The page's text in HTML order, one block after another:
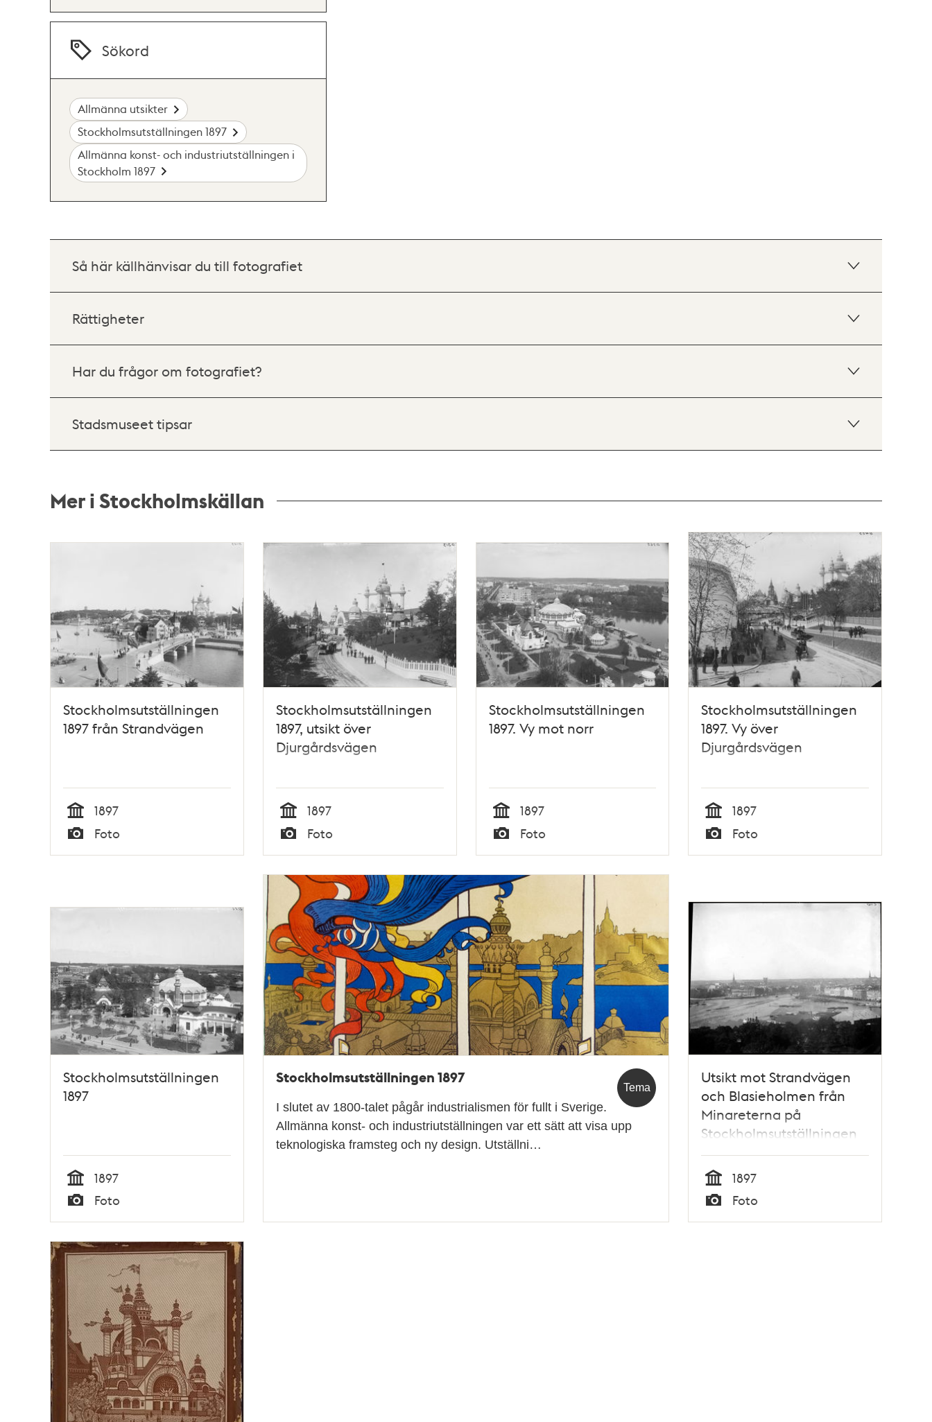
Sökord
Allmänna utsikter
Stockholmsutställningen 1897
Allmänna konst- och industriutställningen i
Stockholm 1897
Så här källhänvisar du till fotografiet
Rättigheter
Har du frågor om fotografiet?
Stadsmuseet tipsar
Mer i Stockholmskällan
Relaterade
Stockholmsutställningen
1897 från Strandvägen
Tid
1897
Typ
Foto
Stockholmsutställningen
1897, utsikt över
Djurgårdsvägen
Tid
1897
Typ
Foto
Stockholmsutställningen
1897. Vy mot norr
Tid
1897
Typ
Foto
Stockholmsutställningen
1897. Vy över
Djurgårdsvägen
Tid
1897
Typ
Foto
Stockholmsutställningen
1897
Tid
1897
Typ
Foto
Tema
Stockholmsutställningen 1897
I slutet av 1800-talet pågår industrialismen för fullt i Sverige.
Allmänna konst- och industriutställningen var ett sätt att visa upp
teknologiska framsteg och ny design. Utställni…
Utsikt mot Strandvägen
och Blasieholmen från
Minareterna på
Stockholmsutställningen
Tid
1897
Typ
Foto